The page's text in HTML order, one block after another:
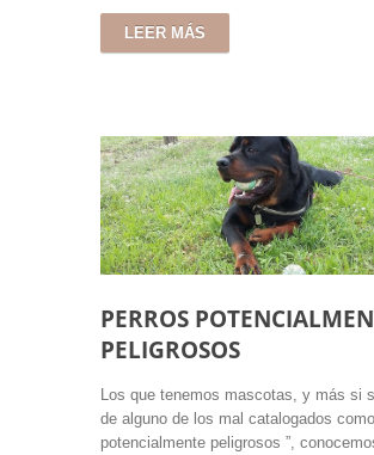
LEER MÁS
PERROS
PELIGROSOS
Los que tenemos mascotas, y más si
de alguno de los mal catalogados
potencialmente peligrosos ”,